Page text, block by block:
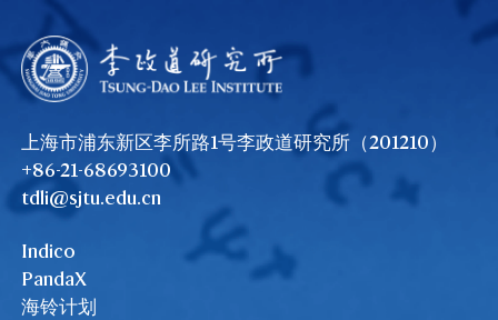
上海市浦东新区李所路1号李政道研究所（201210）
+86-21-68693100
tdli@sjtu.edu.cn
Indico
PandaX
海铃计划